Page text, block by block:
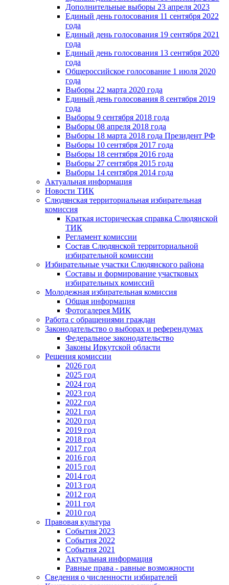
Дополнительные выборы 23 апреля 2023
Единый день голосования 11 сентября 2022
года
Единый день голосования 19 сентября 2021
года
Единый день голосования 13 сентября 2020
года
Общероссийское голосование 1 июля 2020
года
Выборы 22 марта 2020 года
Единый день голосования 8 сентября 2019
года
Выборы 9 сентября 2018 года
Выборы 08 апреля 2018 года
Выборы 18 марта 2018 года Президент РФ
Выборы 10 сентября 2017 года
Выборы 18 сентября 2016 года
Выборы 27 сентября 2015 года
Выборы 14 сентября 2014 года
Актуальная информация
Новости ТИК
Слюдянская территориальная избирательная
комиссия
Краткая историческая справка Слюдянской
ТИК
Регламент комиссии
Состав Слюдянской территориальной
избирательной комиссии
Избирательные участки Слюдянского района
Составы и формирование участковых
избирательных комиссий
Молодежная избирательная комиссия
Общая информация
Фотогалерея МИК
Работа с обращениями граждан
Законодательство о выборах и референдумах
Федеральное законодательство
Законы Иркутской области
Решения комиссии
2026 год
2025 год
2024 год
2023 год
2022 год
2021 год
2020 год
2019 год
2018 год
2017 год
2016 год
2015 год
2014 год
2013 год
2012 год
2011 год
2010 год
Правовая культура
События 2023
События 2022
События 2021
Актуальная информация
Равные права - равные возможности
Сведения о численности избирателей